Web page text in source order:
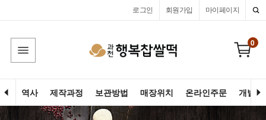
마이페이지
회원가입
로그인
0
역사 제작과정 보관방법 매장위치 온라인주문 개별